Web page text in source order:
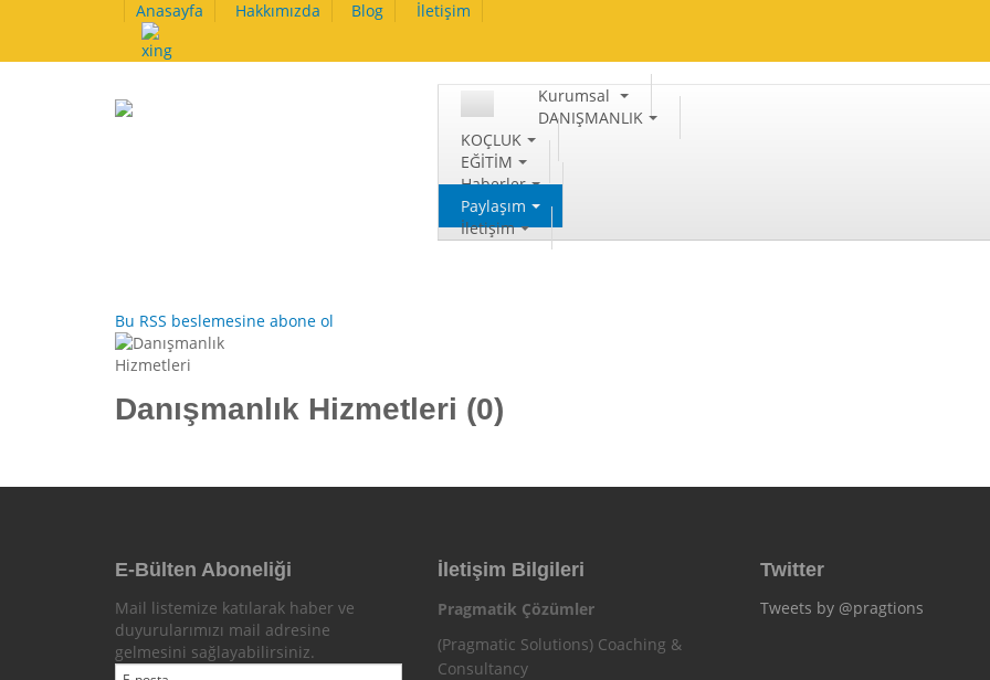
Anasayfa Hakkımızda Blog İletişim
Kurumsal
DANIŞMANLIK
KOÇLUK
EĞİTİM
Haberler
Paylaşım
İletişim
Bu RSS beslemesine abone ol
Danışmanlık Hizmetleri (0)
E-Bülten Aboneliği
Mail listemize katılarak haber ve
duyurularımızı mail adresine
gelmesini sağlayabilirsiniz.
İletişim Bilgileri
Pragmatik Çözümler
(Pragmatic Solutions) Coaching &
Consultancy
Twitter
Tweets by @pragtions